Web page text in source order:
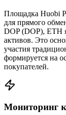
Площадка Huobi
для прямого
DOP (DOP), ETH
активов. Это
участия
формируется на
покупателей.
Мониторинг